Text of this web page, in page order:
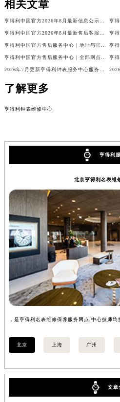
相关文章
了解更多
亨得利钟表维修中心
亨得利
北京亨得利名表维
，是亨得利名表维修保养服务网点,中心技师
北京 上海 广州
文章